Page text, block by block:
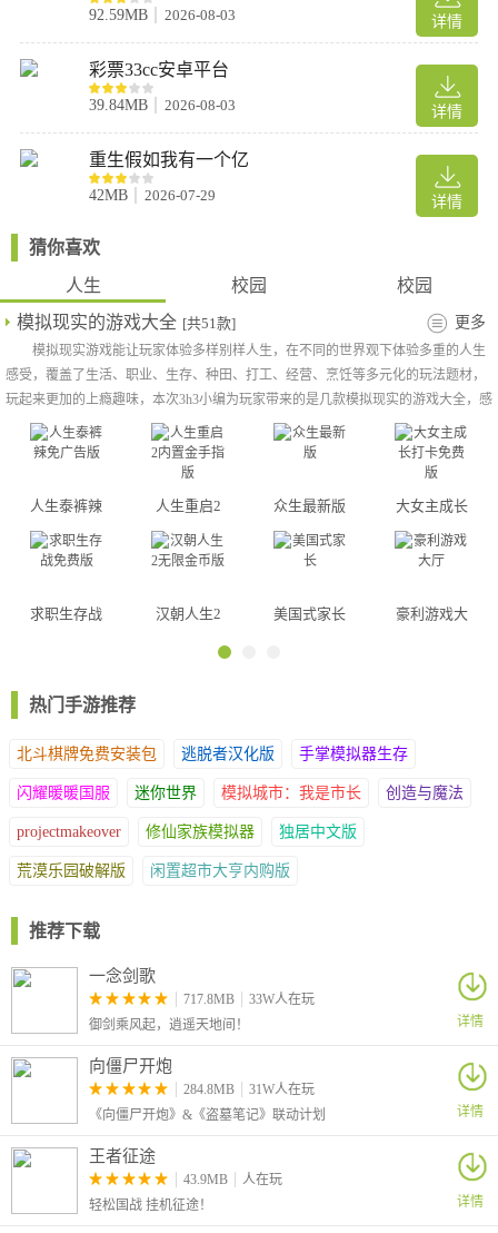
详情
92.59MB 2026-08-03
详情
彩票33cc安卓平台
39.84MB 2026-08-03
详情
重生假如我有一个亿
42MB 2026-07-29
猜你喜欢
人生
校园
校园
模拟现实的游戏大全 [共51款] 更多
模拟现实游戏能让玩家体验多样别样人生，在不同的世界观下体验多重的人生
感受，覆盖了生活、职业、生存、种田、打工、经营、烹饪等多元化的玩法题材，
玩起来更加的上瘾趣味，本次3h3小编为玩家带来的是几款模拟现实的游戏大全，感
兴趣的朋友不要错过哦！
人生泰裤辣
人生重启2
版
众生最新版
大女主成长
求职生存战
汉朝人生2
美国式家长
豪利游戏大
热门手游推荐
北斗棋牌免费安装包 逃脱者汉化版 手掌模拟器生存
闪耀暖暖国服 迷你世界 模拟城市：我是市长 创造与魔法
projectmakeover 修仙家族模拟器 独居中文版
荒漠乐园破解版 闲置超市大亨内购版
推荐下载
一念剑歌
717.8MB
33W人在玩
御剑乘风起，逍遥天地间！
详情
向僵尸开炮
284.8MB
31W人在玩
《向僵尸开炮》&《盗墓笔记》联动计划
详情
王者征途
43.9MB
人在玩
轻松国战 挂机征途！
详情